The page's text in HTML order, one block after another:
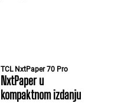
TCL NxtPaper 70 Pro
NxtPaper u
kompaktnom izdanju